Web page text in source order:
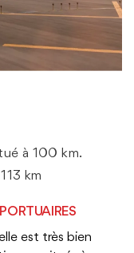
à 100 km.
km
est très bien